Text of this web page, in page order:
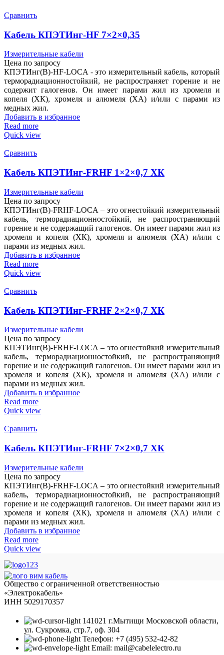
Сравнить
Кабель КПЭТИнг-HF 7×2×0,35
Измерительные кабели
Цена по запросу
КПЭТИнг(В)-HF-LOCA - это измерительный кабель, который
терморадиационностойкий, не распространяет горение и не
содержит галогенов. Он имеет парами жил из хромеля и
копеля (ХК), хромеля и алюмеля (ХА) и/или с парами из
медных жил.
Добавить в избранное
Read more
Quick view
Сравнить
Кабель КПЭТИнг-FRHF 1×2×0,7 ХК
Измерительные кабели
Цена по запросу
КПЭТИнг(В)-FRHF-LOCA – это огнестойкий измерительный
кабель, терморадиационностойкий, не распространяющий
горение и не содержащий галогенов. Он имеет парами жил из
хромеля и копеля (ХК), хромеля и алюмеля (ХА) и/или с
парами из медных жил.
Добавить в избранное
Read more
Quick view
Сравнить
Кабель КПЭТИнг-FRHF 2×2×0,7 ХК
Измерительные кабели
Цена по запросу
КПЭТИнг(В)-FRHF-LOCA – это огнестойкий измерительный
кабель, терморадиационностойкий, не распространяющий
горение и не содержащий галогенов. Он имеет парами жил из
хромеля и копеля (ХК), хромеля и алюмеля (ХА) и/или с
парами из медных жил.
Добавить в избранное
Read more
Quick view
Сравнить
Кабель КПЭТИнг-FRHF 7×2×0,7 ХК
Измерительные кабели
Цена по запросу
КПЭТИнг(В)-FRHF-LOCA – это огнестойкий измерительный
кабель, терморадиационностойкий, не распространяющий
горение и не содержащий галогенов. Он имеет парами жил из
хромеля и копеля (ХК), хромеля и алюмеля (ХА) и/или с
парами из медных жил.
Добавить в избранное
Read more
Quick view
Общество с ограниченной ответственностью
«Электрокабель»
ИНН 5029170357
141021 г.Мытищи Московской области,
ул. Сукромка, стр.7, оф. 304
Телефон: +7 (495) 532-42-82
Email: mail@cabelelectro.ru